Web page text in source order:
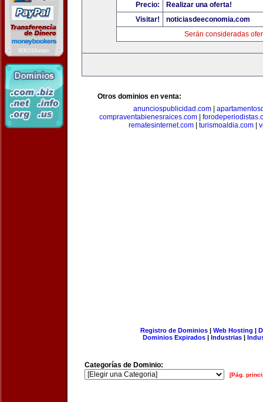
Precio:
Realizar una oferta!
Visitar!
noticiasdeeconomia.com
Serán consideradas
Otros dominios en venta:
anunciospublicidad.com|
compraventabienesraices.com
rematesinternet.com| turismoaldia.com|
Registro de Dominios| Web Hosting |
Dominios Expirados | Industrias |
Categorías de Dominio:
[Pág.